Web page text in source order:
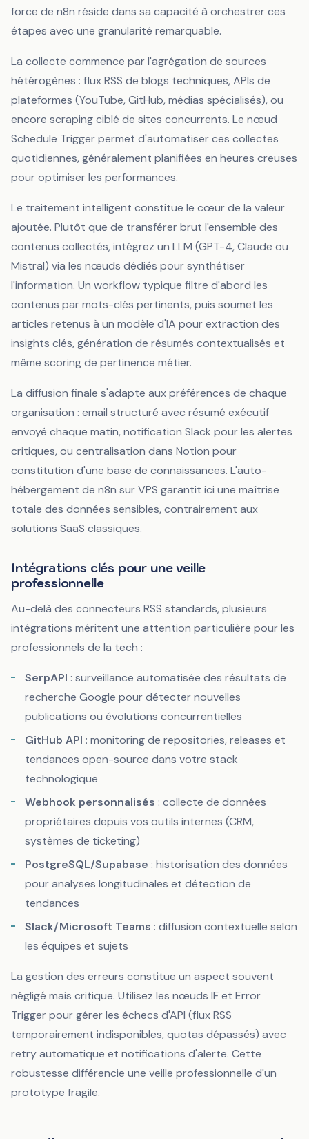
force de n8n réside dans sa capacité à orchestrer ces
étapes avec une granularité remarquable.
La collecte commence par l'agrégation de sources
hétérogènes : flux RSS de blogs techniques, APIs de
plateformes (YouTube, GitHub, médias spécialisés), ou
encore scraping ciblé de sites concurrents. Le nœud
Schedule Triggerpermet d'automatiser ces collectes
quotidiennes, généralement planifiées en heures creuses
pour optimiser les performances.
Le traitement intelligent constitue le cœur de la valeur
ajoutée. Plutôt que de transférer brut l'ensemble des
contenus collectés, intégrez un LLM (GPT-4, Claude ou
Mistral) via les nœuds dédiés pour synthétiser
l'information. Un workflow typique filtre d'abord les
contenus par mots-clés pertinents, puis soumet les
articles retenus à un modèle d'IA pour extraction des
insights clés, génération de résumés contextualisés et
même scoring de pertinence métier.
La diffusion finale s'adapte aux préférences de chaque
organisation : email structuré avec résumé exécutif
envoyé chaque matin, notification Slack pour les alertes
critiques, ou centralisation dans Notion pour
constitution d'une base de connaissances. L'auto-
hébergement de n8n sur VPS garantit ici une maîtrise
totale des données sensibles, contrairement aux
solutions SaaS classiques.
Intégrations clés pour une veille
professionnelle
Au-delà des connecteurs RSS standards, plusieurs
intégrations méritent une attention particulière pour les
professionnels de la tech :
SerpAPI : surveillance automatisée des résultats de
recherche Google pour détecter nouvelles
publications ou évolutions concurrentielles
GitHub API : monitoring de repositories, releases et
tendances open-source dans votre stack
technologique
Webhook personnalisés : collecte de données
propriétaires depuis vos outils internes (CRM,
systèmes de ticketing)
PostgreSQL/Supabase : historisation des données
pour analyses longitudinales et détection de
tendances
Slack/Microsoft Teams : diffusion contextuelle selon
les équipes et sujets
La gestion des erreurs constitue un aspect souvent
négligé mais critique. Utilisez les nœuds IFet Error
Triggerpour gérer les échecs d'API (flux RSS
temporairement indisponibles, quotas dépassés) avec
retry automatique et notifications d'alerte. Cette
robustesse différencie une veille professionnelle d'un
prototype fragile.